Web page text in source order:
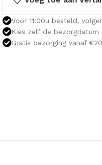
Voor 11:00u besteld,
Kies zelf de bezorgdatum
Gratis bezorging vanaf